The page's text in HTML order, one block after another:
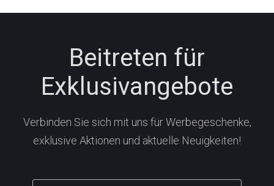
Beitreten für
Exklusivangebote
Verbinden Sie sich mit uns für Werbegeschenke,
exklusive Aktionen und aktuelle Neuigkeiten!